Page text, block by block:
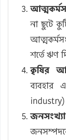
না ছুটে
শর্তে ঋণ
কৃষির
ব্যবহার
industry)
জনসংখ্যা